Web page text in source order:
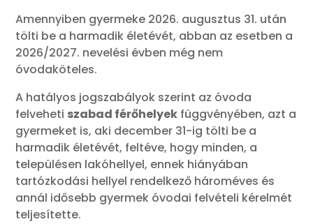
Amennyiben gyermeke 2026. augusztus 31. után
tölti be a harmadik életévét, abban az esetben a
2026/2027. nevelési évben még nem
óvodaköteles.
A hatályos jogszabályok szerint az óvoda
felveheti szabad férőhelyek függvényében, azt a
gyermeket is, aki december 31-ig tölti be a
harmadik életévét, feltéve, hogy minden, a
településen lakóhellyel, ennek hiányában
tartózkodási hellyel rendelkező hároméves és
annál idősebb gyermek óvodai felvételi kérelmét
teljesítette.